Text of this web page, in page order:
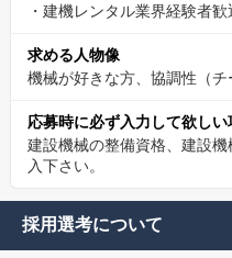
・建機レンタル業界経験者歓
求める人物像
機械が好きな方、協調性（
応募時に必ず入力して欲しい
建設機械の整備資格、建設
入下さい。
採用選考について